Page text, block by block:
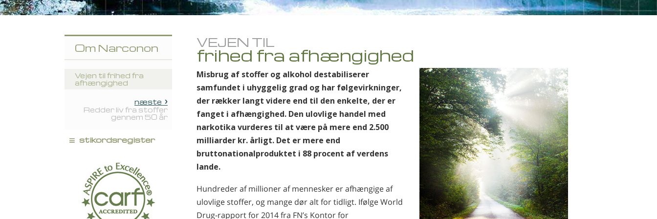
Kinesisk
Kroatisk
Tyrkisk
VEJEN TIL
frihed fra afhængighed
Misbrug af stoffer og alkohol destabiliserer
samfundet i uhyggelig grad og har følgevirkninger,
der rækker langt videre end til den enkelte, der er
fanget i afhængighed. Den ulovlige handel med
narkotika vurderes til at være på mere end 2.500
milliarder kr. årligt. Det er mere end
bruttonationalproduktet i 88 procent af verdens
lande.
Hundreder af millioner af mennesker er afhængige af
ulovlige stoffer, og mange dør alt for tidligt. Ifølge World
Drug-rapport for 2014 fra FN’s Kontor for
Om Narconon
Vejen til frihed fra
afhængighed
næste
Redder liv fra stoffer
gennem 50 år
≡ stikordsregister